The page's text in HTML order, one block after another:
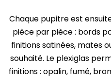
Chaque pupitre est
pièce par pièce : bords
finitions satinées, mates
souhaité. Le plexiglas
finitions : opalin, fumé,